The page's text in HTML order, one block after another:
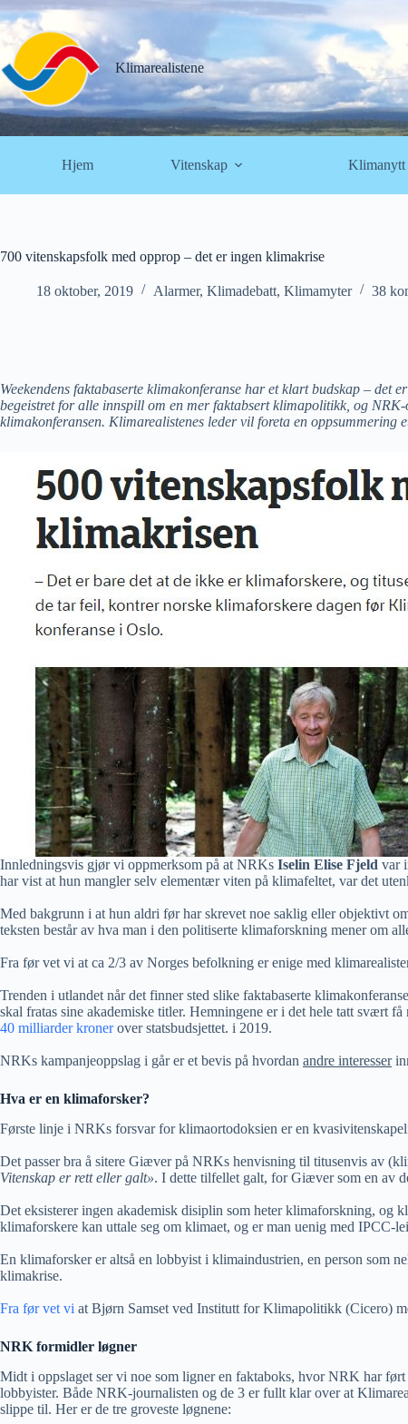
Hopp
til
innholdet
Klimarealistene
Hjem Vitenskap Klimanytt
700 vitenskapsfolk med opprop – det er ingen klimakrise
18 oktober, 2019 Alarmer, Klimadebatt, Klimamyter 38
Weekendens faktabaserte klimakonferanse har et klart budskap –
begeistret for alle innspill om en mer faktabsert klimapolitikk, og
klimakonferansen. Klimarealistenes leder vil foreta en oppsummering
Innledningsvis gjør vi oppmerksom på at NRKs Iselin Elise Fjeld var
har vist at hun mangler selv elementær viten på klimafeltet, var det
Med bakgrunn i at hun aldri før har skrevet noe saklig eller objektivt
teksten består av hva man i den politiserte klimaforskning mener om
Fra før vet vi at ca 2/3 av Norges befolkning er enige med
Trenden i utlandet når det finner sted slike faktabaserte
skal fratas sine akademiske titler. Hemningene er i det hele tatt svært
40 milliarder kronerover statsbudsjettet. i 2019.
NRKs kampanjeoppslag i går er et bevis på hvordan andre interesser
Hva er en klimaforsker?
Første linje i NRKs forsvar for klimaortodoksien er en
Det passer bra å sitere Giæver på NRKs henvisning til titusenvis av
Vitenskap er rett eller galt». I dette tilfellet galt, for Giæver som en av
Det eksisterer ingen akademisk disiplin som heter klimaforskning, og
klimaforskere kan uttale seg om klimaet, og er man uenig med IPCC-
En klimaforsker er altså en lobbyist i klimaindustrien, en person som
klimakrise.
Fra før vet vi at Bjørn Samset ved Institutt for Klimapolitikk (Cicero)
NRK formidler løgner
Midt i oppslaget ser vi noe som ligner en faktaboks, hvor NRK har
lobbyister. Både NRK-journalisten og de 3 er fullt klar over at
slippe til. Her er de tre groveste løgnene: